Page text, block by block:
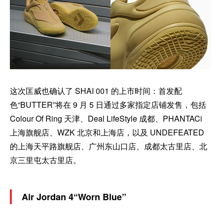
这次匡威也确认了 SHAI 001 的上市时间：首发配
色“BUTTER”将在 9 月 5 日通过多家指定店铺发售，包括
Colour Of Ring 天津、Deal LifeStyle 成都、PHANTACi
上海旗舰店、WZK 北京和上海店，以及 UNDEFEATED
的上海天平路旗舰店、广州东山口店、成都太古里店、北
京三里屯太古里店。
Air Jordan 4“Worn Blue”